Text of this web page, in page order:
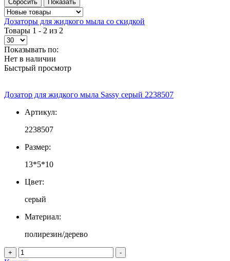
Дозаторы для жидкого мыла со скидкой
Товары 1 - 2 из 2
Показывать по:
Нет в наличии
Быстрый просмотр
Дозатор для жидкого мыла Sassy серый 2238507
Артикул:
2238507
Размер:
13*5*10
Цвет:
серый
Материал:
полирезин/дерево
+ -